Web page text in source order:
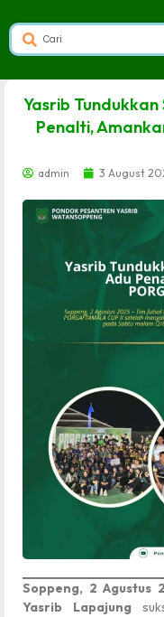
Yasrib
Penalti,
admin 3 August
Soppeng, 2 Agustus
Yasrib Lapajung